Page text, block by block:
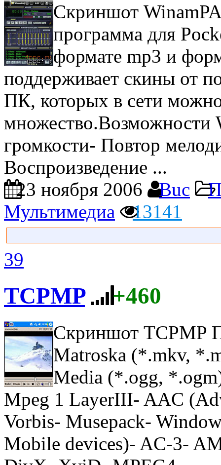
Скриншот
программа для
формате mp3 и
поддерживает скины от
ПК, которых в сети
множество.Возможности
громкости- Повтор
Воспроизведение ...
23 ноября 2006
Buc
Мультимедиа
13141
39
TCPMP +460
Скриншот TCPMP
Matroska (*.mkv,
Media (*.ogg,
Mpeg 1 LayerIII- AAC
Vorbis- Musepack-
Mobile devices)- AC-3-